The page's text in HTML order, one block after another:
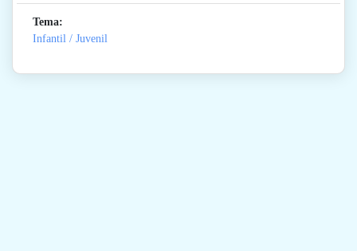
Tema:
Infantil / Juvenil